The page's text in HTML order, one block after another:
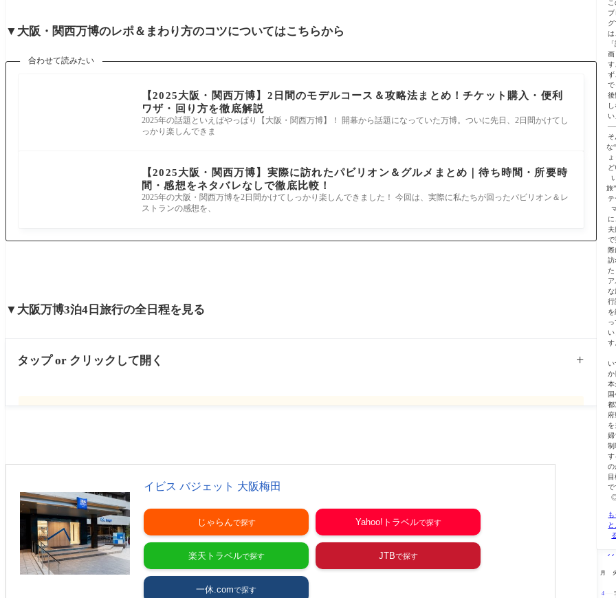
▼大阪・関西万博のレポ＆まわり方のコツについてはこちらから
合わせて読みたい
【2025大阪・関西万博】2日間のモデルコース＆攻略法まとめ！チケット購入・便利
ワザ・回り方を徹底解説
2025年の話題といえばやっぱり【大阪・関西万博】！ 開幕から話題になっていた万博。ついに先日、2日間かけてし
っかり楽しんできま
【2025大阪・関西万博】実際に訪れたパビリオン＆グルメまとめ｜待ち時間・所要時
間・感想をネタバレなしで徹底比較！
2025年の大阪・関西万博を2日間かけてしっかり楽しんできました！ 今回は、実際に私たちが回ったパビリオン＆レ
ストランの感想を、
▼大阪万博3泊4日旅行の全日程を見る
タップ or クリックして開く
羽田空港→伊丹空港
大阪・関西万博１日目
🛏️OMO7大阪 by 星野リゾート
DAY２
「味の大丸」
イビス バジェット 大阪梅田
じゃらん Yahoo!トラベル
楽天トラベル JTB
一休.com
こ
ブ
グ
は
画
す
ず
で
後
い
そ
な
ょ
ど
旅
テ
に
夫
で
際
訪
た
ア
な
行
を
っ
い
す
い
か
本
国
都
府
を
婦
制
す
の
で
も
と
月
4
5
9